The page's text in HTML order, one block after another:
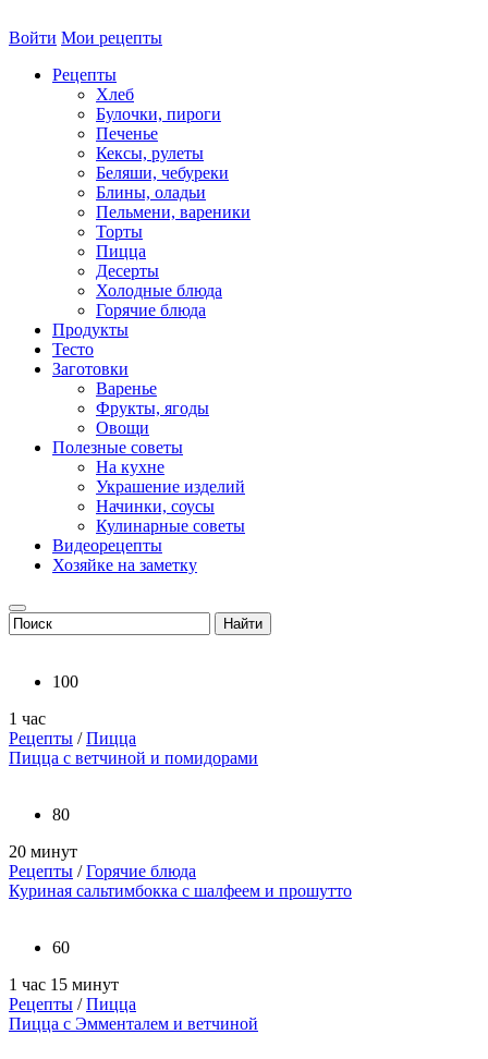
Войти Мои рецепты
Рецепты
Хлеб
Булочки, пироги
Печенье
Кексы, рулеты
Беляши, чебуреки
Блины, оладьи
Пельмени, вареники
Торты
Пицца
Десерты
Холодные блюда
Горячие блюда
Продукты
Тесто
Заготовки
Варенье
Фрукты, ягоды
Овощи
Полезные советы
На кухне
Украшение изделий
Начинки, соусы
Кулинарные советы
Видеорецепты
Хозяйке на заметку
100
1 час
Рецепты /Пицца
Пицца с ветчиной и помидорами
80
20 минут
Рецепты /Горячие блюда
Куриная сальтимбокка с шалфеем и прошутто
60
1 час 15 минут
Рецепты /Пицца
Пицца с Эмменталем и ветчиной